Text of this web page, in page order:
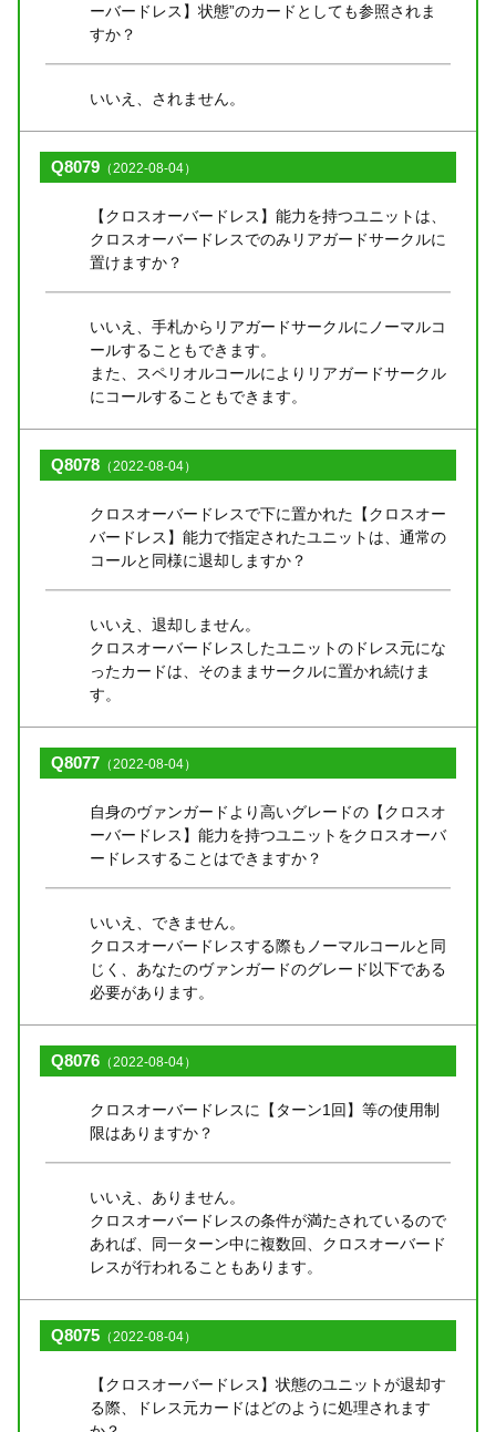
ーバードレス】状態”のカードとしても参照されま
すか？
いいえ、されません。
Q8079 （2022-08-04）
【クロスオーバードレス】能力を持つユニットは、
クロスオーバードレスでのみリアガードサークルに
置けますか？
いいえ、手札からリアガードサークルにノーマルコ
ールすることもできます。
また、スペリオルコールによりリアガードサークル
にコールすることもできます。
Q8078 （2022-08-04）
クロスオーバードレスで下に置かれた【クロスオー
バードレス】能力で指定されたユニットは、通常の
コールと同様に退却しますか？
いいえ、退却しません。
クロスオーバードレスしたユニットのドレス元にな
ったカードは、そのままサークルに置かれ続けま
す。
Q8077 （2022-08-04）
自身のヴァンガードより高いグレードの【クロスオ
ーバードレス】能力を持つユニットをクロスオーバ
ードレスすることはできますか？
いいえ、できません。
クロスオーバードレスする際もノーマルコールと同
じく、あなたのヴァンガードのグレード以下である
必要があります。
Q8076 （2022-08-04）
クロスオーバードレスに【ターン1回】等の使用制
限はありますか？
いいえ、ありません。
クロスオーバードレスの条件が満たされているので
あれば、同一ターン中に複数回、クロスオーバード
レスが行われることもあります。
Q8075 （2022-08-04）
【クロスオーバードレス】状態のユニットが退却す
る際、ドレス元カードはどのように処理されます